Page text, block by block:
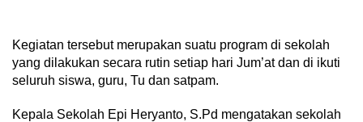
Kegiatan tersebut merupakan suatu program di sekolah
yang dilakukan secara rutin setiap hari Jum’at dan di ikuti
seluruh siswa, guru, Tu dan satpam.
Kepala Sekolah Epi Heryanto, S.Pd mengatakan sekolah